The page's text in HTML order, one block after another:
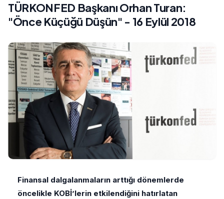
TÜRKONFED Başkanı Orhan Turan:
"Önce Küçüğü Düşün" - 16 Eylül 2018
Finansal dalgalanmaların arttığı dönemlerde
öncelikle KOBİ’lerin etkilendiğini hatırlatan